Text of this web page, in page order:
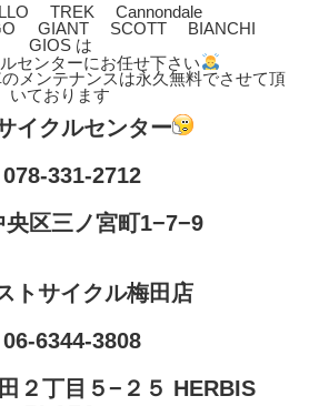
TREK Cannondale
GIANT SCOTT BIANCHI
GIOS は
センターにお任せ下さい
メンテナンスは永久無料でさせて頂
いております
イクルセンター
078-331-2712
央区三ノ宮町1−7−9
トサイクル梅田店
06-6344-3808
２丁目５−２５ HERBIS